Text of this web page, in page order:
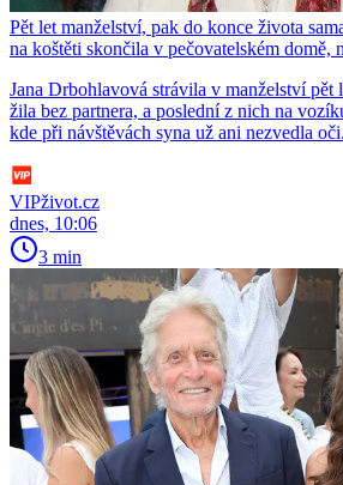
Pět let manželství, pak do konce života
na koštěti skončila v pečovatelském domě,
Jana Drbohlavová strávila v manželství pět
žila bez partnera, a poslední z nich na
kde při návštěvách syna už ani nezvedla oči.
VIPživot.cz
dnes, 10:06
3 min